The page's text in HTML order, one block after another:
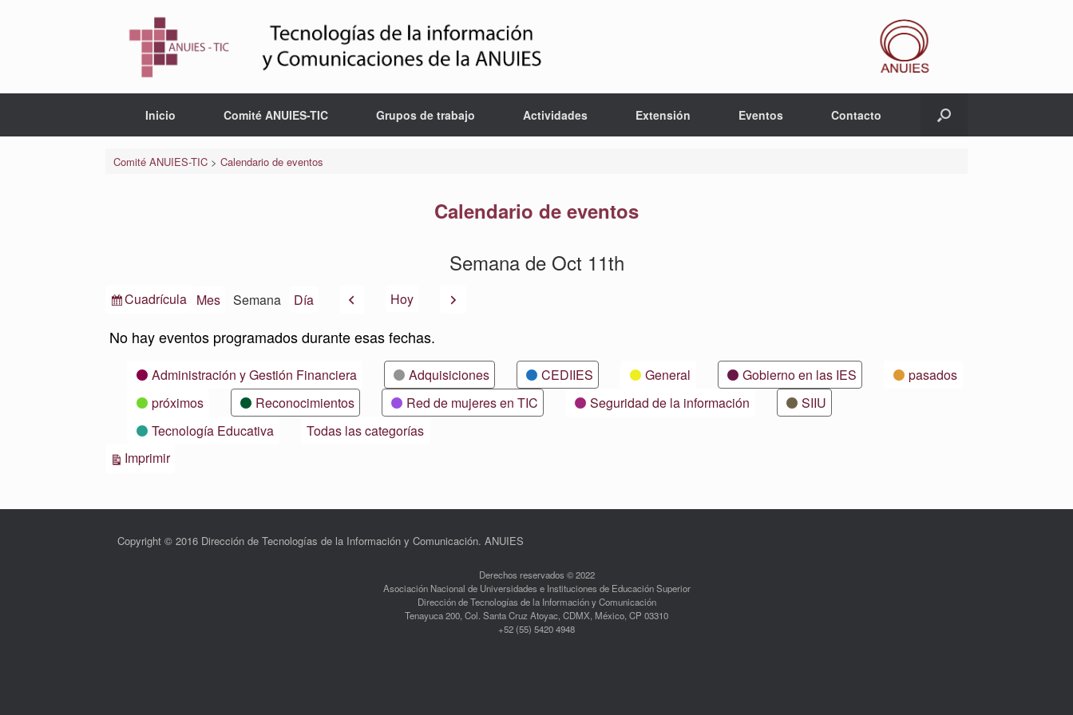
Inicio Comité ANUIES-TIC Grupos de trabajo Actividades Extensión Eventos Contacto
Comité ANUIES-TIC> Calendario de eventos
Calendario de eventos
Semana de Oct 11th
Ver
Cuadrícula Mes Semana Día AnteriorHoy Siguiente
No hay eventos programados durante esas fechas.
CategoríasAdministración y Gestión Financiera Adquisiciones CEDIIES General Gobierno en las IES
pasados
próximos
Reconocimientos Red de mujeres en TIC Seguridad de la información
SIIU
Tecnología Educativa
Todas las categorías
ImprimirVistas
Copyright © 2016 Dirección de Tecnologías de la Información y Comunicación. ANUIES
Derechos reservados © 2022
Asociación Nacional de Universidades e Instituciones de Educación Superior
Dirección de Tecnologías de la Información y Comunicación
Tenayuca 200, Col. Santa Cruz Atoyac, CDMX, México, CP 03310
+52 (55) 5420 4948